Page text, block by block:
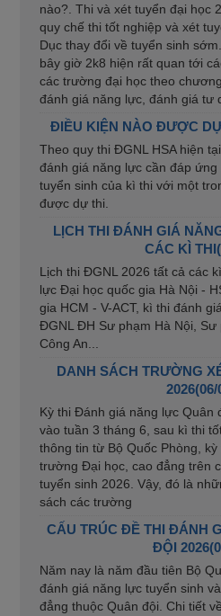
nào?. Thi và xét tuyển đại học
quy chế thi tốt nghiệp và xét
Dục thay đổi về tuyển sinh
bây giờ 2k8 hiện rất quan tới
các trường đại học theo
đánh giá năng lực, đánh giá tư
ĐIỀU KIỆN NÀO ĐƯỢC
Theo quy thi ĐGNL HSA hiện
đánh giá năng lực cần đáp
tuyển sinh của kì thi với một
được dự thi.
LỊCH THI ĐÁNH GIÁ
CÁC KÌ
Lịch thi ĐGNL 2026 tất cả các
lực Đại học quốc gia Hà Nội -
gia HCM - V-ACT, kì thi đánh
ĐGNL ĐH Sư phạm Hà Nội,
Công An...
DANH SÁCH TRƯỜNG
2026(06/
Kỳ thi Đánh giá năng lực Quân
vào tuần 3 tháng 6, sau kì thi
thông tin từ Bộ Quốc Phòng,
trường Đại học, cao đẳng trên
tuyển sinh 2026. Vậy, đó là
sách các trường
CẤU TRÚC ĐỀ THI ĐÁNH
ĐỘI
Năm nay là năm đầu tiên Bộ
đánh giá năng lực tuyển sinh
đẳng thuộc Quân đội. Chi tiết